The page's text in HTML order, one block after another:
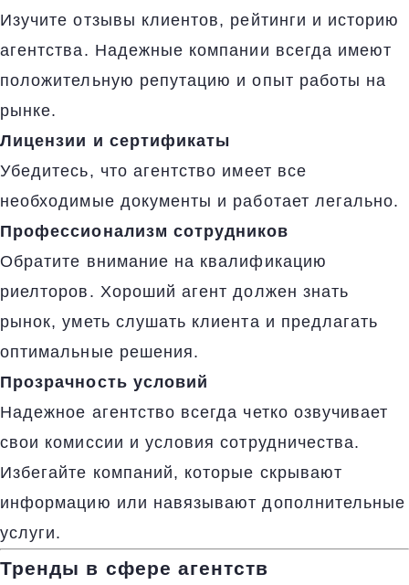
Изучите отзывы клиентов, рейтинги и историю
агентства. Надежные компании всегда имеют
положительную репутацию и опыт работы на
рынке.
Лицензии и сертификаты
Убедитесь, что агентство имеет все
необходимые документы и работает легально.
Профессионализм сотрудников
Обратите внимание на квалификацию
риелторов. Хороший агент должен знать
рынок, уметь слушать клиента и предлагать
оптимальные решения.
Прозрачность условий
Надежное агентство всегда четко озвучивает
свои комиссии и условия сотрудничества.
Избегайте компаний, которые скрывают
информацию или навязывают дополнительные
услуги.
Тренды в сфере агентств